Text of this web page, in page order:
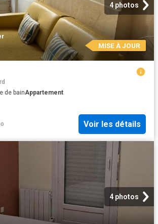
4 photos
MISE À JOUR
de bainAppartement
Voir les détails
4 photos